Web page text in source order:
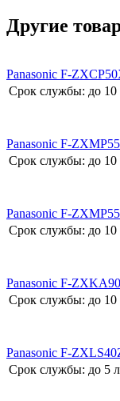
Другие
Panasonic F-
Срок службы: до 10
Panasonic F-
Срок службы: до 10
Panasonic F-
Срок службы: до 10
Panasonic F-
Срок службы: до 10
Panasonic F-
Срок службы: до 5